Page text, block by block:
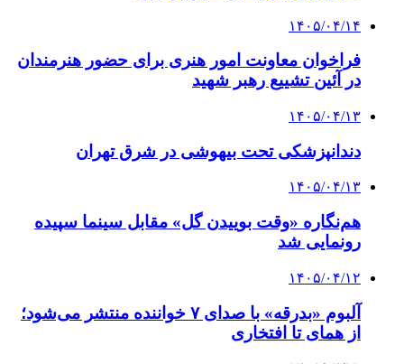
۱۴۰۵/۰۴/۱۴
فراخوان معاونت امور هنری برای حضور هنرمندان
در آئین تشییع رهبر شهید
۱۴۰۵/۰۴/۱۳
دندانپزشکی تحت بیهوشی در شرق تهران
۱۴۰۵/۰۴/۱۳
هم‌نگاره «وقت بوییدن گل» مقابل سینما سپیده
رونمایی شد
۱۴۰۵/۰۴/۱۲
آلبوم «بدرقه» با صدای ۷ خواننده منتشر می‌شود؛
از همای تا افتخاری